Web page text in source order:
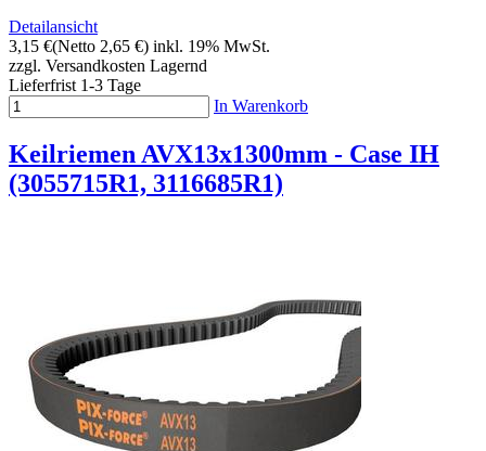
Detailansicht
3,15 €(Netto 2,65 €) inkl. 19% MwSt.
zzgl. Versandkosten Lagernd
Lieferfrist 1-3 Tage
In Warenkorb
Keilriemen AVX13x1300mm - Case IH
(3055715R1, 3116685R1)